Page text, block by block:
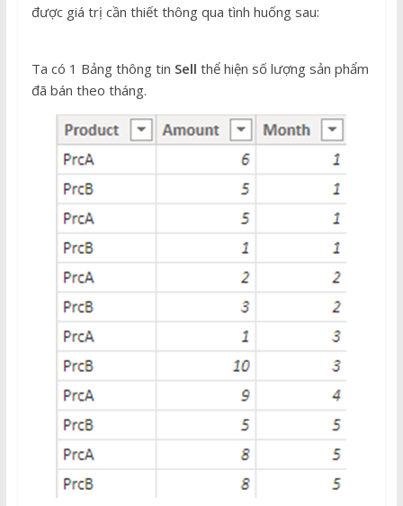
được giá trị cần thiết thông qua tình huống sau:
Ta có 1 Bảng thông tin Sell thể hiện số lượng sản phẩm
đã bán theo tháng.